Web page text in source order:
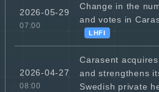
2026-05-29
07:00
Change in the
and votes in
LHFI
2026-04-27
08:00
Carasent
and strengthens
Swedish private